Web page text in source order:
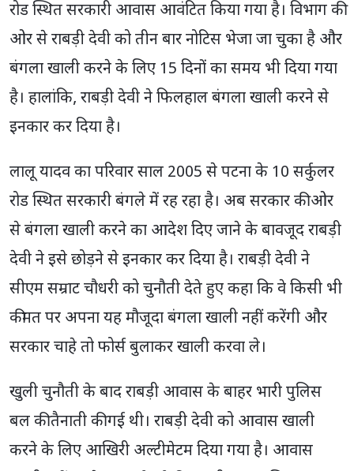
रोड स्थित सरकारी आवास आवंटित किया गया है। विभाग की
ओर से राबड़ी देवी को तीन बार नोटिस भेजा जा चुका है और
बंगला खाली करने के लिए 15 दिनों का समय भी दिया गया
है। हालांकि, राबड़ी देवी ने फिलहाल बंगला खाली करने से
इनकार कर दिया है।
लालू यादव का परिवार साल 2005 से पटना के 10 सर्कुलर
रोड स्थित सरकारी बंगले में रह रहा है। अब सरकार की ओर
से बंगला खाली करने का आदेश दिए जाने के बावजूद राबड़ी
देवी ने इसे छोड़ने से इनकार कर दिया है। राबड़ी देवी ने
सीएम सम्राट चौधरी को चुनौती देते हुए कहा कि वे किसी भी
कीमत पर अपना यह मौजूदा बंगला खाली नहीं करेंगी और
सरकार चाहे तो फोर्स बुलाकर खाली करवा ले।
खुली चुनौती के बाद राबड़ी आवास के बाहर भारी पुलिस
बल की तैनाती की गई थी। राबड़ी देवी को आवास खाली
करने के लिए आखिरी अल्टीमेटम दिया गया है। आवास